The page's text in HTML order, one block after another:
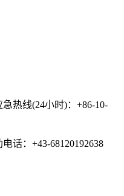
热线(24小时)：+86-10-
：+43-68120192638